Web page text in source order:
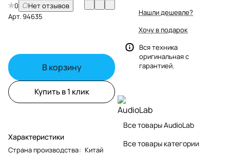
0
Нет отзывов
Арт.94635
В корзину
Купить в 1 клик
Характеристики
Страна производства: Китай
Нашли дешевле?
Хочу в подарок
Вся техника
оригинальная с
гарантией.
Все товары AudioLab
Все товары категории